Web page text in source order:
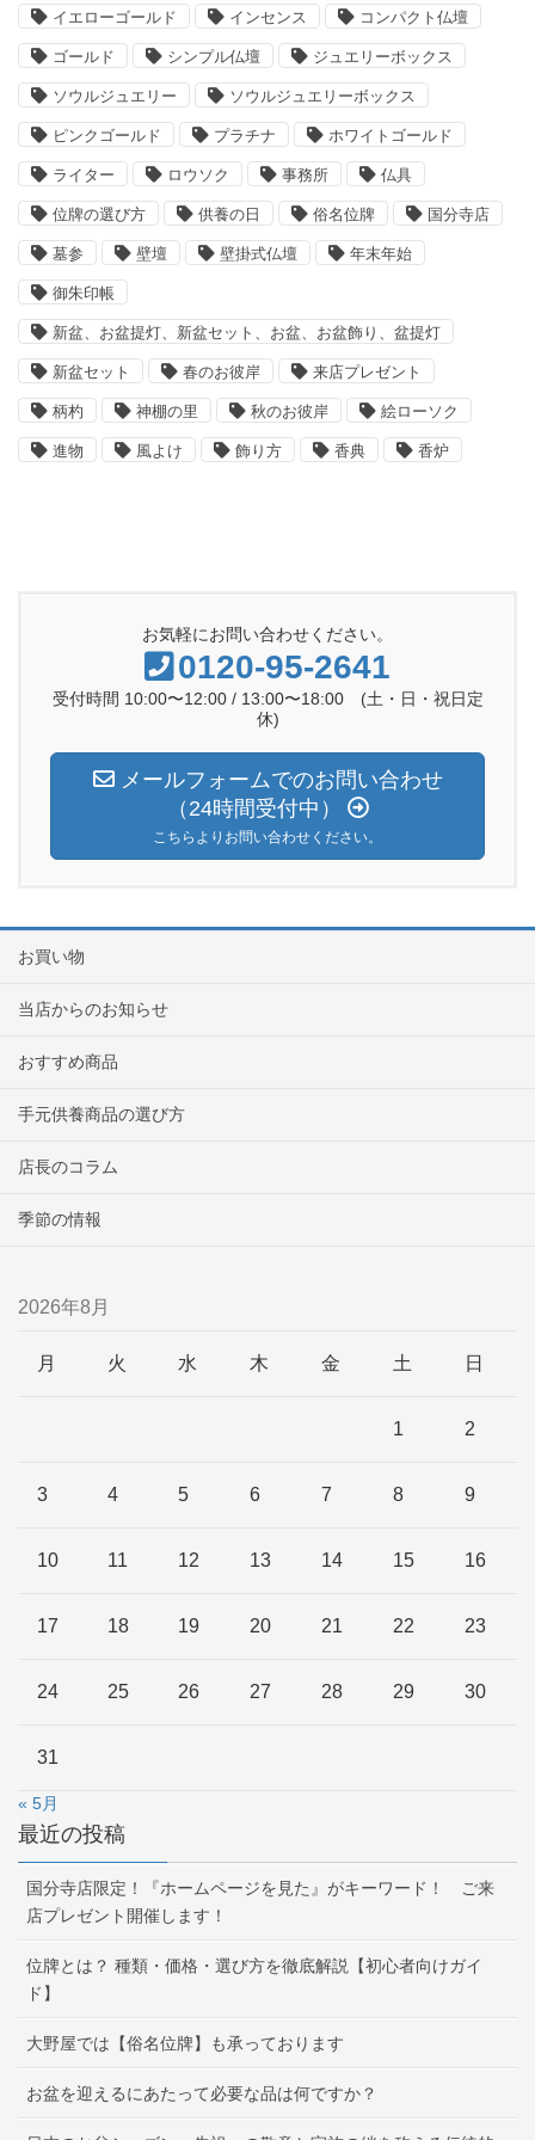
イエローゴールド インセンス コンパクト仏壇
ゴールド シンプル仏壇 ジュエリーボックス
ソウルジュエリー ソウルジュエリーボックス
ピンクゴールド プラチナ ホワイトゴールド
ライター ロウソク 事務所 仏具
位牌の選び方 供養の日 俗名位牌 国分寺店
墓参 壁壇 壁掛式仏壇 年末年始
御朱印帳
新盆、お盆提灯、新盆セット、お盆、お盆飾り、盆提灯
新盆セット 春のお彼岸 来店プレゼント
柄杓 神棚の里 秋のお彼岸 絵ローソク
進物 風よけ 飾り方 香典 香炉
お気軽にお問い合わせください。
0120-95-2641
受付時間 10:00〜12:00 / 13:00〜18:00 (土・日・祝日定
休)
メールフォームでのお問い合わせ
（24時間受付中）
こちらよりお問い合わせください。
お買い物
当店からのお知らせ
おすすめ商品
手元供養商品の選び方
店長のコラム
季節の情報
2026年8月
月 火 水 木 金 土 日
1 2
3 4 5 6 7 8 9
10 11 12 13 14 15 16
17 18 19 20 21 22 23
24 25 26 27 28 29 30
31
« 5月
最近の投稿
国分寺店限定！『ホームページを見た』がキーワード！ ご来
店プレゼント開催します！
位牌とは？ 種類・価格・選び方を徹底解説【初心者向けガイ
ド】
大野屋では【俗名位牌】も承っております
お盆を迎えるにあたって必要な品は何ですか？